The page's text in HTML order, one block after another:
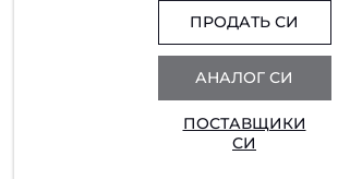
ПРОДАТЬ СИ
АНАЛОГ СИ
ПОСТАВЩИКИ
СИ